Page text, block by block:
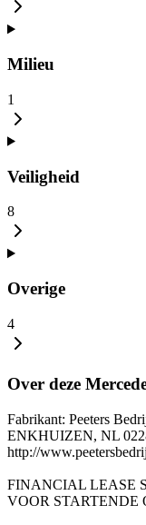
Milieu
1
Veiligheid
8
Overige
4
Over deze
Fabrikant: Peeters
ENKHUIZEN, NL
http://
FINANCIAL LEASE
VOOR STARTENDE